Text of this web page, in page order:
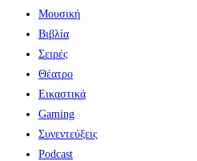
Μουσική
Βιβλία
Σειρές
Θέατρο
Εικαστικά
Gaming
Συνεντεύξεις
Podcast